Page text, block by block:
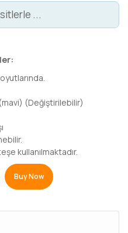
...
(Değiştirilebilir)
kullanılmaktadır.
Buy Now